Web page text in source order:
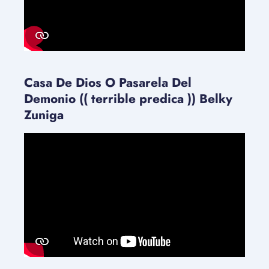
Casa De Dios O Pasarela Del
Demonio (( terrible predica )) Belky
Zuniga